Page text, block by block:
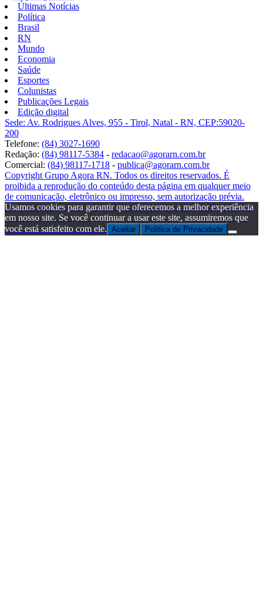
Últimas Notícias
Política
Brasil
RN
Mundo
Economia
Saúde
Esportes
Colunistas
Publicações Legais
Edição digital
Sede: Av. Rodrigues Alves, 955 - Tirol, Natal - RN, CEP:59020-
200
Telefone: (84) 3027-1690
Redação: (84) 98117-5384 - redacao@agorarn.com.br
Comercial: (84) 98117-1718 - publica@agorarn.com.br
Copyright Grupo Agora RN. Todos os direitos reservados. É
proibida a reprodução do conteúdo desta página em qualquer meio
de comunicação, eletrônico ou impresso, sem autorização prévia.
Usamos cookies para garantir que oferecemos a melhor experiência
em nosso site. Se você continuar a usar este site, assumiremos que
você está satisfeito com ele. Aceitar Politica de Privacidade